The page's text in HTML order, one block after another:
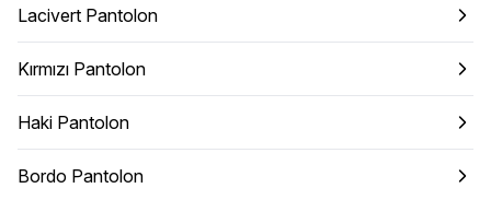
Lacivert Pantolon
Kırmızı Pantolon
Haki Pantolon
Bordo Pantolon